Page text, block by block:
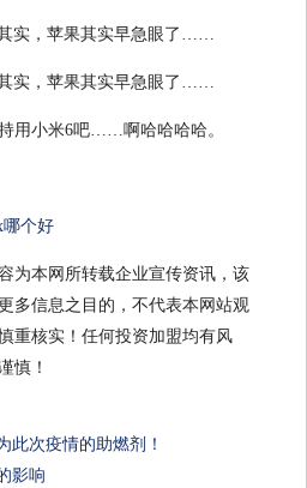
用小米6吧……啊哈哈哈哈。
个好
为本网所转载企业宣传资讯，该
多信息之目的，不代表本网站观
重核实！任何投资加盟均有风
慎！
此次疫情的助燃剂！
影响